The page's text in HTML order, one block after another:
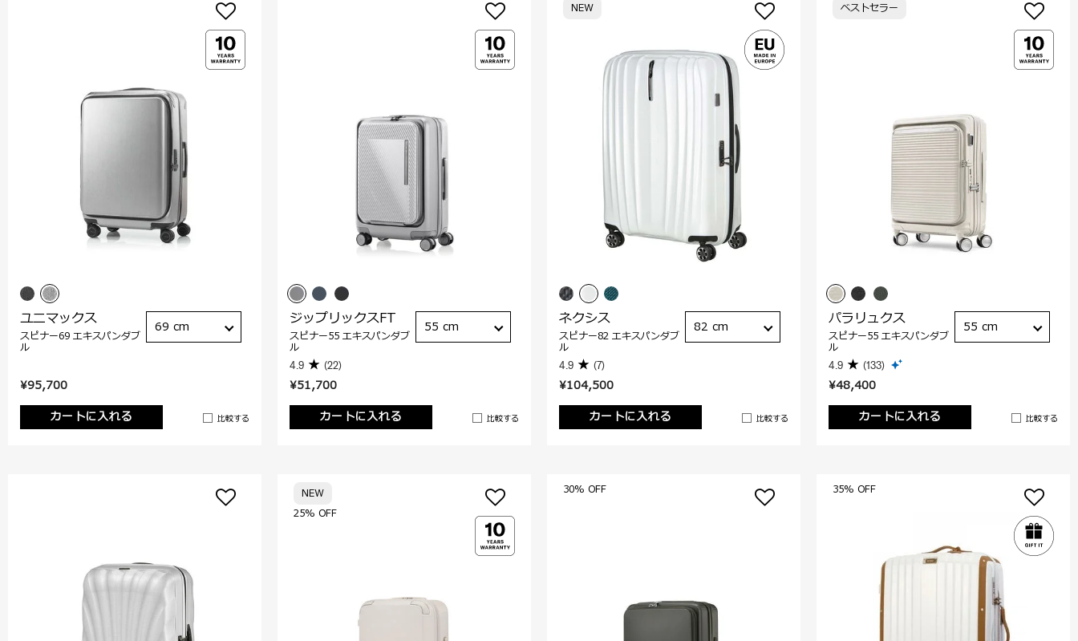
¥95,700
カートに入れる
比較する
ユニマックス
スピナー69 エキスパンダブ
ル
69 cm
¥51,700
カートに入れる
比較する
ジップリックスFT
スピナー55 エキスパンダブ
ル
4.9 (22)
55 cm
¥104,500
カートに入れる
比較する
NEW
ネクシス
スピナー82 エキスパンダブ
ル
4.9 (7)
82 cm
¥48,400
カートに入れる
比較する
ベストセラー
パラリュクス
スピナー55 エキスパンダブ
ル
4.9 (133)
55 cm
25% OFF
NEW 30% OFF 35% OFF